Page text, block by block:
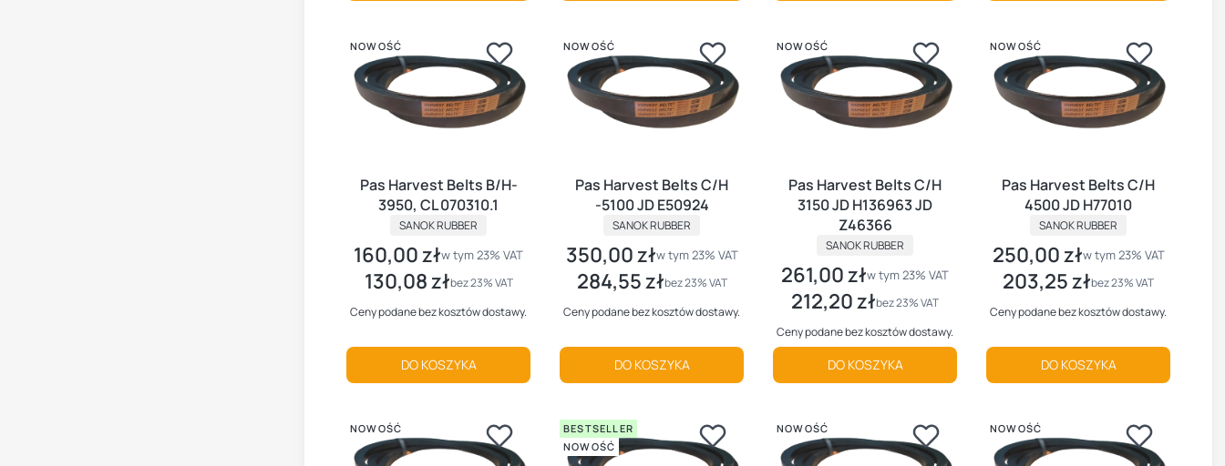
NOWOŚĆ
Pas Harvest Belts B/H-
3950, CL 070310.1
PRODUCENT
SANOK RUBBER
Cena brutto
160,00 złw tym %s VAT
w tym23% VAT
Cena netto
130,08 złbez 23% VAT
Ceny podane bez kosztów dostawy.
DO KOSZYKA
NOWOŚĆ
Pas Harvest Belts C/H
-5100 JD E50924
PRODUCENT
SANOK RUBBER
Cena brutto
350,00 złw tym %s VAT
w tym23% VAT
Cena netto
284,55 złbez 23% VAT
Ceny podane bez kosztów dostawy.
DO KOSZYKA
NOWOŚĆ
Pas Harvest Belts C/H
3150 JD H136963 JD
Z46366
PRODUCENT
SANOK RUBBER
Cena brutto
261,00 złw tym %s VAT
w tym23% VAT
Cena netto
212,20 złbez 23% VAT
Ceny podane bez kosztów dostawy.
DO KOSZYKA
NOWOŚĆ
Pas Harvest Belts C/H
4500 JD H77010
PRODUCENT
SANOK RUBBER
Cena brutto
250,00 złw tym %s VAT
w tym23% VAT
Cena netto
203,25 złbez 23% VAT
Ceny podane bez kosztów dostawy.
DO KOSZYKA
NOWOŚĆ
BESTSELLER
NOWOŚĆ
NOWOŚĆ NOWOŚĆ